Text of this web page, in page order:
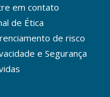
em contato
de Ética
de risco
e Segurança